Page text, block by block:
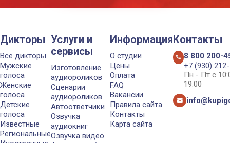
Дикторы
Все дикторы
Мужские
голоса
Женские
голоса
Детские
голоса
Известные
Региональные
Услуги и
сервисы
Изготовление
аудиороликов
Сценарии
аудиороликов
Автоответчики
Озвучка
аудиокниг
Озвучка видео
Информация
О студии
Цены
Оплата
FAQ
Вакансии
Правила сайта
Контакты
Карта сайта
Контакты
8 800 200-
+7 (930)
Пн - Пт с
19:00